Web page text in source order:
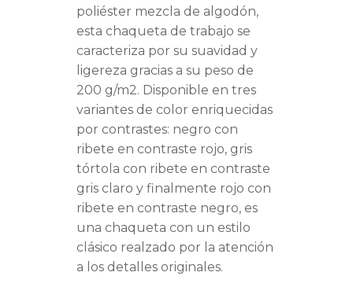
poliéster mezcla de algodón,
esta chaqueta de trabajo se
caracteriza por su suavidad y
ligereza gracias a su peso de
200 g/m2. Disponible en tres
variantes de color enriquecidas
por contrastes: negro con
ribete en contraste rojo, gris
tórtola con ribete en contraste
gris claro y finalmente rojo con
ribete en contraste negro, es
una chaqueta con un estilo
clásico realzado por la atención
a los detalles originales.